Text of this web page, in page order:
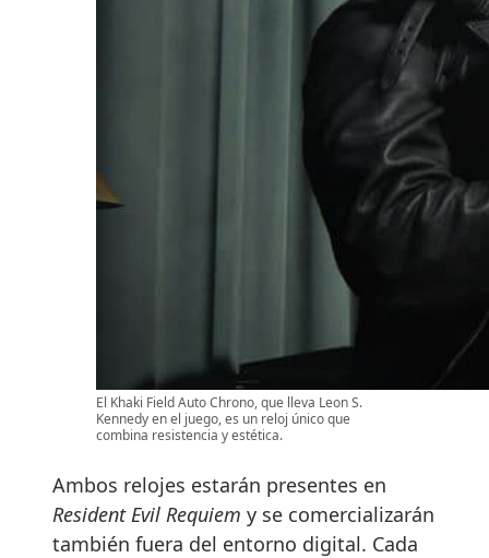
El Khaki Field Auto Chrono, que lleva Leon S.
Kennedy en el juego, es un reloj único que
combina resistencia y estética.
Ambos relojes estarán presentes en
Resident Evil Requiem y se comercializarán
también fuera del entorno digital. Cada